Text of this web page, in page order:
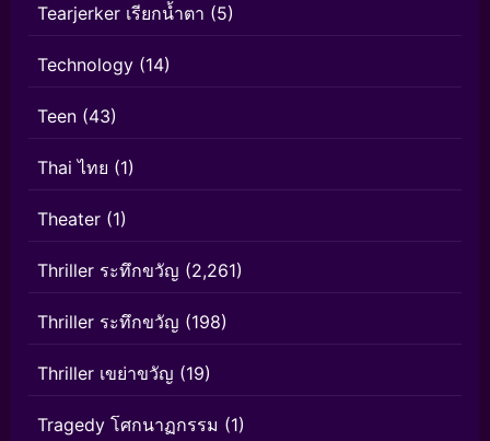
Tearjerker เรียกน้ำตา (5)
Technology (14)
Teen (43)
Thai ไทย (1)
Theater (1)
Thriller ระทึกขวัญ (2,261)
Thriller ระทึกขวัญ (198)
Thriller เขย่าขวัญ (19)
Tragedy โศกนาฏกรรม (1)